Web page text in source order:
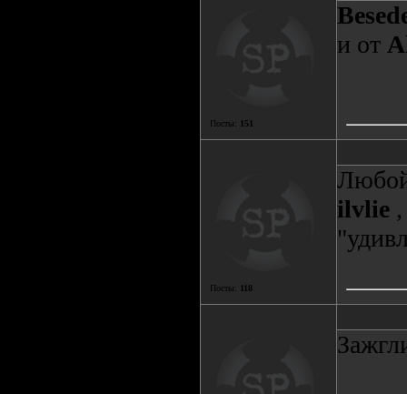
Посты: 151
и от
Посты: 118
ilvlie